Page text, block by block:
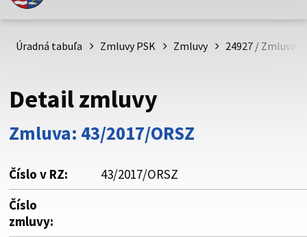
Toto je oficiálna webová stránka Prešovského
psk.sk.
Buďte pozorní a vždy sa uistite, že zdieľate informácie iba
cez zabezpečenú webovú stránku. Zabezpečená stránka
vždy začína https:// pred názvom domény webového sídla.
Úradná tabuľa Zmluvy PSK Zmluvy 24927 / Zmluva
Detail zmluvy
Zmluva: 43/2017/ORSZ
Číslo v RZ:
43/2017/ORSZ
Číslo
zmluvy: